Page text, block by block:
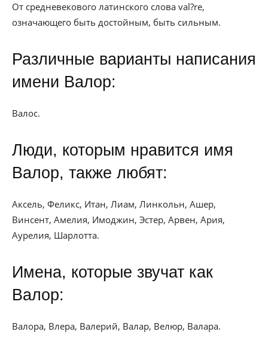
От средневекового латинского слова val?re,
означающего быть достойным, быть сильным.
Различные варианты написания
имени Валор:
Валос.
Люди, которым нравится имя
Валор, также любят:
Аксель, Феликс, Итан, Лиам, Линкольн, Ашер,
Винсент, Амелия, Имоджин, Эстер, Арвен, Ария,
Аурелия, Шарлотта.
Имена, которые звучат как
Валор:
Валора, Влера, Валерий, Валар, Велюр, Валара.